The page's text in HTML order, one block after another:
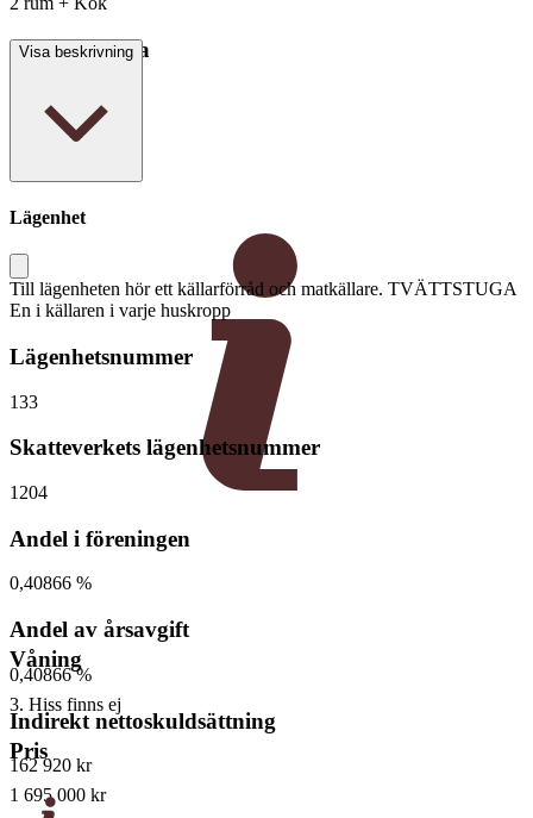
Boarea/Biarea
Våning
3. Hiss finns ej
Pris
1 695 000 kr
Visa beskrivning
Lägenhet
Till lägenheten hör ett källarförråd och matkällare. TVÄTTSTUGA
En i källaren i varje huskropp
Lägenhetsnummer
133
Skatteverkets lägenhetsnummer
1204
Andel i föreningen
0,40866 %
Andel av årsavgift
0,40866 %
Indirekt nettoskuldsättning
162 920 kr